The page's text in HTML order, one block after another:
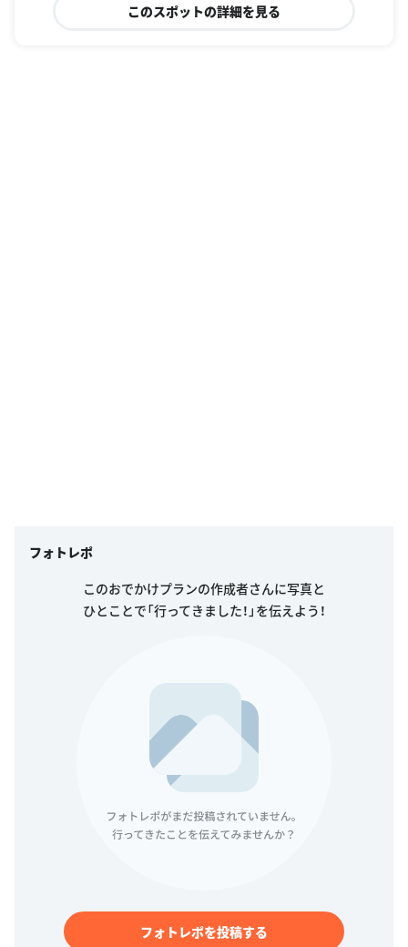
このスポットの詳細を見る
フォトレポ
このおでかけプランの作成者さんに写真と
ひとことで「行ってきました！」を伝えよう！
フォトレポを投稿する